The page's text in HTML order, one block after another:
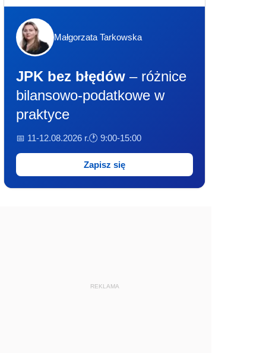
Małgorzata Tarkowska
JPK bez błędów – różnice
bilansowo-podatkowe w
praktyce
📅 11-12.08.2026 r.🕐 9:00-15:00
Zapisz się
REKLAMA